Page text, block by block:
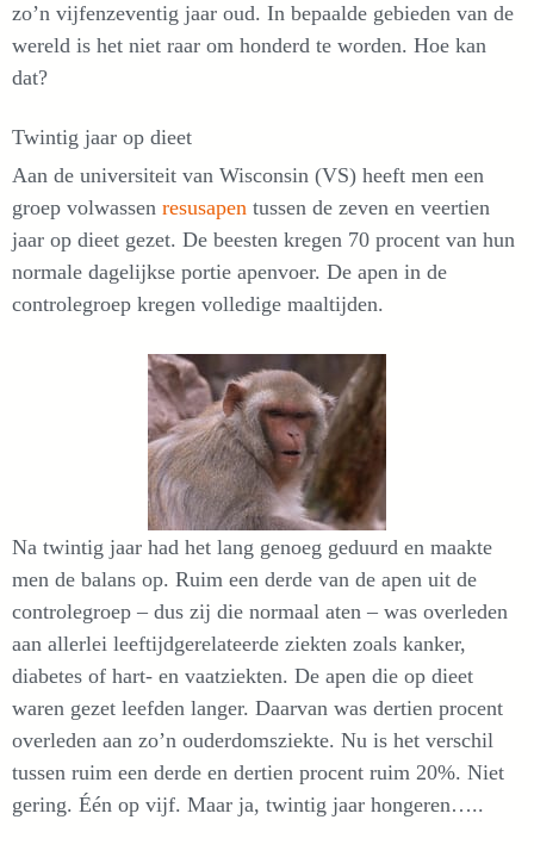
zo’n vijfenzeventig jaar oud. In bepaalde gebieden van de
wereld is het niet raar om honderd te worden. Hoe kan
dat?
Twintig jaar op dieet
Aan de universiteit van Wisconsin (VS) heeft men een
groep volwassen resusapen tussen de zeven en veertien
jaar op dieet gezet. De beesten kregen 70 procent van hun
normale dagelijkse portie apenvoer. De apen in de
controlegroep kregen volledige maaltijden.
Na twintig jaar had het lang genoeg geduurd en maakte
men de balans op. Ruim een derde van de apen uit de
controlegroep – dus zij die normaal aten – was overleden
aan allerlei leeftijdgerelateerde ziekten zoals kanker,
diabetes of hart- en vaatziekten. De apen die op dieet
waren gezet leefden langer. Daarvan was dertien procent
overleden aan zo’n ouderdomsziekte. Nu is het verschil
tussen ruim een derde en dertien procent ruim 20%. Niet
gering. Één op vijf. Maar ja, twintig jaar hongeren…..